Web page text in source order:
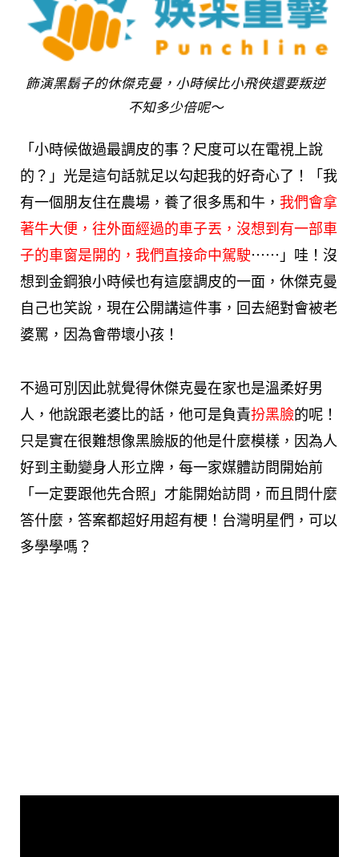
飾演黑鬍子的休傑克曼，小時候比小飛俠還要叛逆
不知多少倍呢～
「小時候做過最調皮的事？尺度可以在電視上說
的？」光是這句話就足以勾起我的好奇心了！「我
有一個朋友住在農場，養了很多馬和牛， 我們會拿
著牛大便，往外面經過的車子丟，沒想到有一部車
子的車窗是開的，我們直接命中駕駛⋯⋯」哇！沒
想到金鋼狼小時候也有這麼調皮的一面，休傑克曼
自己也笑說，現在公開講這件事，回去絕對會被老
婆罵，因為會帶壞小孩！
不過可別因此就覺得休傑克曼在家也是溫柔好男
人，他說跟老婆比的話，他可是負責扮黑臉的呢！
只是實在很難想像黑臉版的他是什麼模樣，因為人
好到主動變身人形立牌，每一家媒體訪問開始前
「一定要跟他先合照」才能開始訪問，而且問什麼
答什麼，答案都超好用超有梗！台灣明星們，可以
多學學嗎？